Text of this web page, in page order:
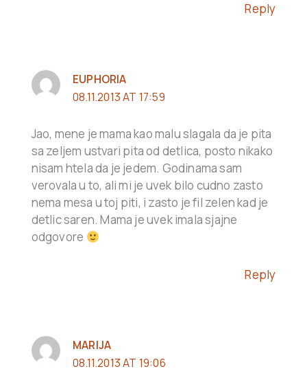
Reply
EUPHORIA
08.11.2013 AT 17:59
Jao, mene je mama kao malu slagala da je pita
sa zeljem ustvari pita od detlica, posto nikako
nisam htela da je jedem. Godinama sam
verovala u to, ali mi je uvek bilo cudno zasto
nema mesa u toj piti, i zasto je fil zelen kad je
detlic saren. Mama je uvek imala sjajne
odgovore
Reply
MARIJA
08.11.2013 AT 19:06